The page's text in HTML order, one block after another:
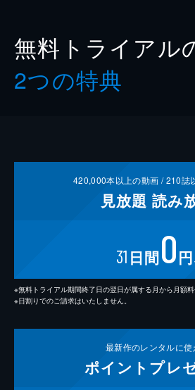
無料トライアル
2つの特典
420,000本以上の動画 /210誌
見放題 読み
31 日間0円
※無料トライアル期間終了日の翌日が属する月から月額料
※日割りでのご請求はいたしません。
最新作のレンタルに使
ポイント プレ